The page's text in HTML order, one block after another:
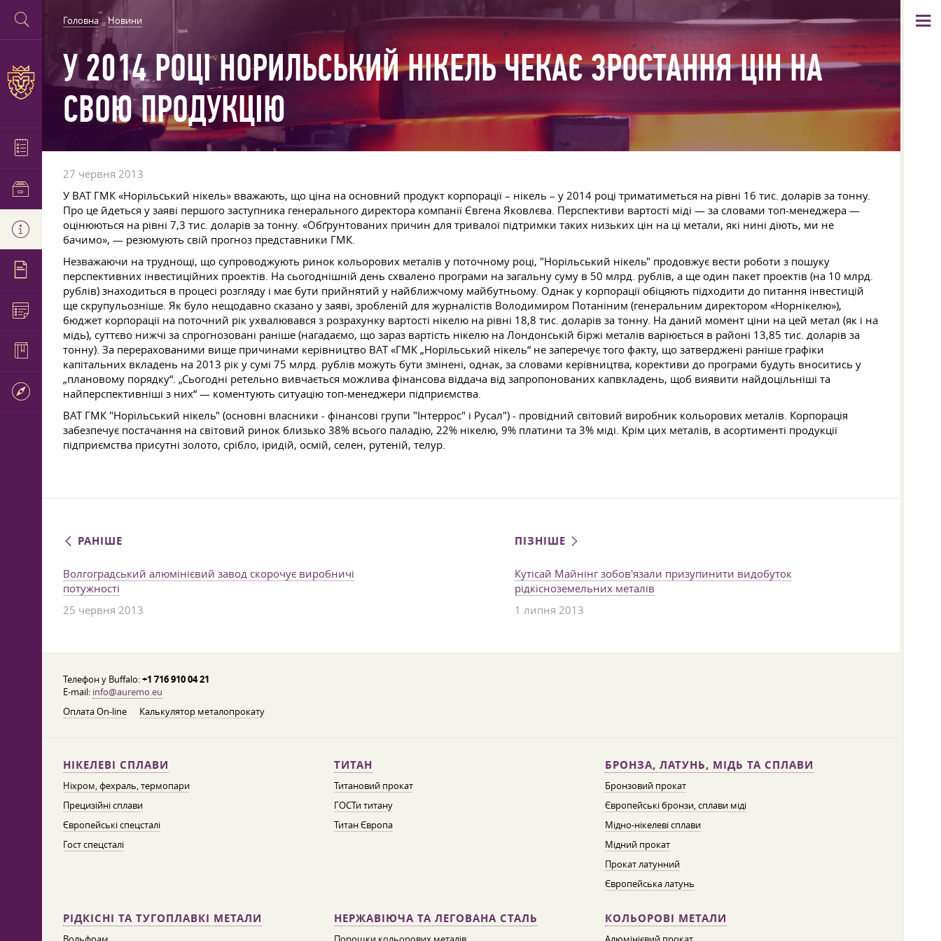
Головна Новини
У 2014 РОЦІ НОРИЛЬСЬКИЙ НІКЕЛЬ ЧЕКАЄ ЗРОСТАННЯ ЦІН НА
СВОЮ ПРОДУКЦІЮ
27 червня 2013
У ВАТ ГМК «Норільський нікель» вважають, що ціна на основний продукт корпорації – нікель – у 2014 році триматиметься на рівні 16 тис. доларів за тонну.
Про це йдеться у заяві першого заступника генерального директора компанії Євгена Яковлєва. Перспективи вартості міді — за словами топ-менеджера —
оцінюються на рівні 7,3 тис. доларів за тонну. «Обґрунтованих причин для тривалої підтримки таких низьких цін на ці метали, які нині діють, ми не
бачимо», — резюмують свій прогноз представники ГМК.
Незважаючи на труднощі, що супроводжують ринок кольорових металів у поточному році, "Норільський нікель" продовжує вести роботи з пошуку
перспективних інвестиційних проектів. На сьогоднішній день схвалено програми на загальну суму в 50 млрд. рублів, а ще один пакет проектів (на 10 млрд.
рублів) знаходиться в процесі розгляду і має бути прийнятий у найближчому майбутньому. Однак у корпорації обіцяють підходити до питання інвестицій
ще скрупульозніше. Як було нещодавно сказано у заяві, зробленій для журналістів Володимиром Потаніним (генеральним директором «Норнікелю»),
бюджет корпорації на поточний рік ухвалювався з розрахунку вартості нікелю на рівні 18,8 тис. доларів за тонну. На даний момент ціни на цей метал (як і на
мідь), суттєво нижчі за спрогнозовані раніше (нагадаємо, що зараз вартість нікелю на Лондонській біржі металів варіюється в районі 13,85 тис. доларів за
тонну). За перерахованими вище причинами керівництво ВАТ «ГМК „Норільський нікель“ не заперечує того факту, що затверджені раніше графіки
капітальних вкладень на 2013 рік у сумі 75 млрд. рублів можуть бути змінені, однак, за словами керівництва, корективи до програми будуть вноситись у
„плановому порядку“. „Сьогодні ретельно вивчається можлива фінансова віддача від запропонованих капвкладень, щоб виявити найдоцільніші та
найперспективніші з них“ — коментують ситуацію топ-менеджери підприємства.
ВАТ ГМК "Норільський нікель" (основні власники - фінансові групи "Інтеррос" і Русал") - провідний світовий виробник кольорових металів. Корпорація
забезпечує постачання на світовий ринок близько 38% всього паладію, 22% нікелю, 9% платини та 3% міді. Крім цих металів, в асортименті продукції
підприємства присутні золото, срібло, іридій, осмій, селен, рутеній, телур.
РАНІШЕ
Волгоградський алюмінієвий завод скорочує виробничі
потужності
25 червня 2013
ПІЗНІШЕ
Кутісай Майнінг зобов'язали призупинити видобуток
рідкісноземельних металів
1 липня 2013
Телефон у Buffalo:+1 716 910 04 21
E-mail: info@auremo.eu
Оплата On-line
Калькулятор металопрокату
НІКЕЛЕВІ СПЛАВИ
Ніхром, фехраль, термопари
Прецизійні сплави
Європейські спецсталі
Гост спецсталі
ТИТАН
Титановий прокат
ГОСТи титану
Титан Європа
БРОНЗА, ЛАТУНЬ, МІДЬ ТА СПЛАВИ
Бронзовий прокат
Європейські бронзи, сплави міді
Мідно-нікелеві сплави
Мідний прокат
Прокат латунний
Європейська латунь
РІДКІСНІ ТА ТУГОПЛАВКІ МЕТАЛИ НЕРЖАВІЮЧА ТА ЛЕГОВАНА СТАЛЬ КОЛЬОРОВІ МЕТАЛИ